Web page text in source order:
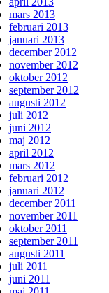
mars 2013
februari 2013
januari 2013
december 2012
november 2012
oktober 2012
september 2012
augusti 2012
juli 2012
juni 2012
maj 2012
april 2012
mars 2012
februari 2012
januari 2012
december 2011
november 2011
oktober 2011
september 2011
augusti 2011
juli 2011
juni 2011